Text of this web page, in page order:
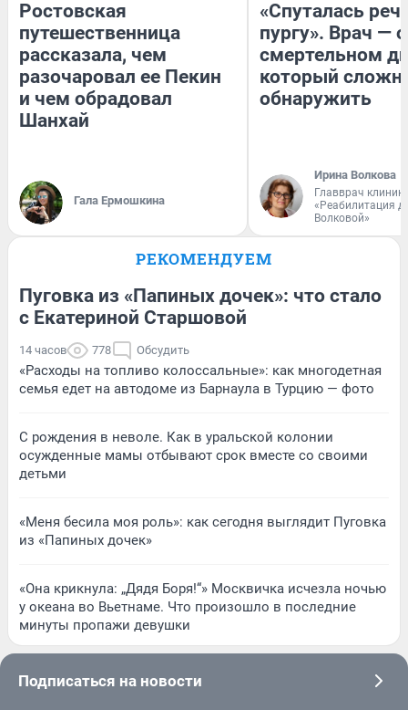
Ростовская
путешественница
рассказала, чем
разочаровал ее Пекин
и чем обрадовал
Шанхай
Гала Ермошкина
«Спуталась
пургу». Врач — о
смертельном
который
обнаружить
Ирина Волкова
Главврач
«Реабилитация
Волковой»
РЕКОМЕНДУЕМ
Пуговка из «Папиных дочек»: что стало
с Екатериной Старшовой
14 часов 778 Обсудить
«Расходы на топливо колоссальные»: как многодетная
семья едет на автодоме из Барнаула в Турцию — фото
С рождения в неволе. Как в уральской колонии
осужденные мамы отбывают срок вместе со своими
детьми
«Меня бесила моя роль»: как сегодня выглядит Пуговка
из «Папиных дочек»
«Она крикнула: „Дядя Боря!“» Москвичка исчезла ночью
у океана во Вьетнаме. Что произошло в последние
минуты пропажи девушки
Подписаться на новости